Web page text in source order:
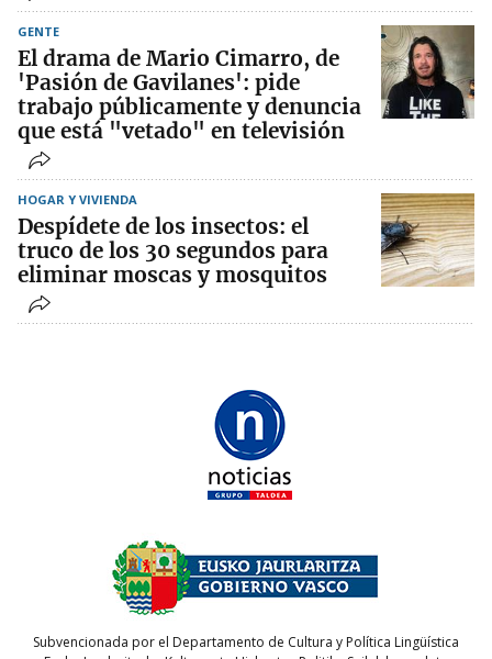
GENTE
El drama de Mario Cimarro, de
'Pasión de Gavilanes': pide
trabajo públicamente y denuncia
que está "vetado" en televisión
HOGAR Y VIVIENDA
Despídete de los insectos: el
truco de los 30 segundos para
eliminar moscas y mosquitos
Subvencionada por el Departamento de Cultura y Política Lingüística